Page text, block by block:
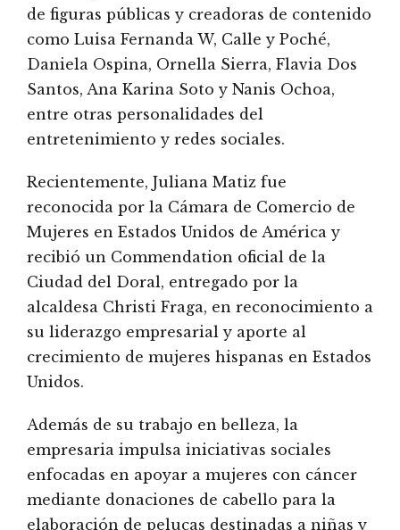
de figuras públicas y creadoras de contenido
como Luisa Fernanda W, Calle y Poché,
Daniela Ospina, Ornella Sierra, Flavia Dos
Santos, Ana Karina Soto y Nanis Ochoa,
entre otras personalidades del
entretenimiento y redes sociales.
Recientemente, Juliana Matiz fue
reconocida por la Cámara de Comercio de
Mujeres en Estados Unidos de América y
recibió un Commendation oficial de la
Ciudad del Doral, entregado por la
alcaldesa Christi Fraga, en reconocimiento a
su liderazgo empresarial y aporte al
crecimiento de mujeres hispanas en Estados
Unidos.
Además de su trabajo en belleza, la
empresaria impulsa iniciativas sociales
enfocadas en apoyar a mujeres con cáncer
mediante donaciones de cabello para la
elaboración de pelucas destinadas a niñas y